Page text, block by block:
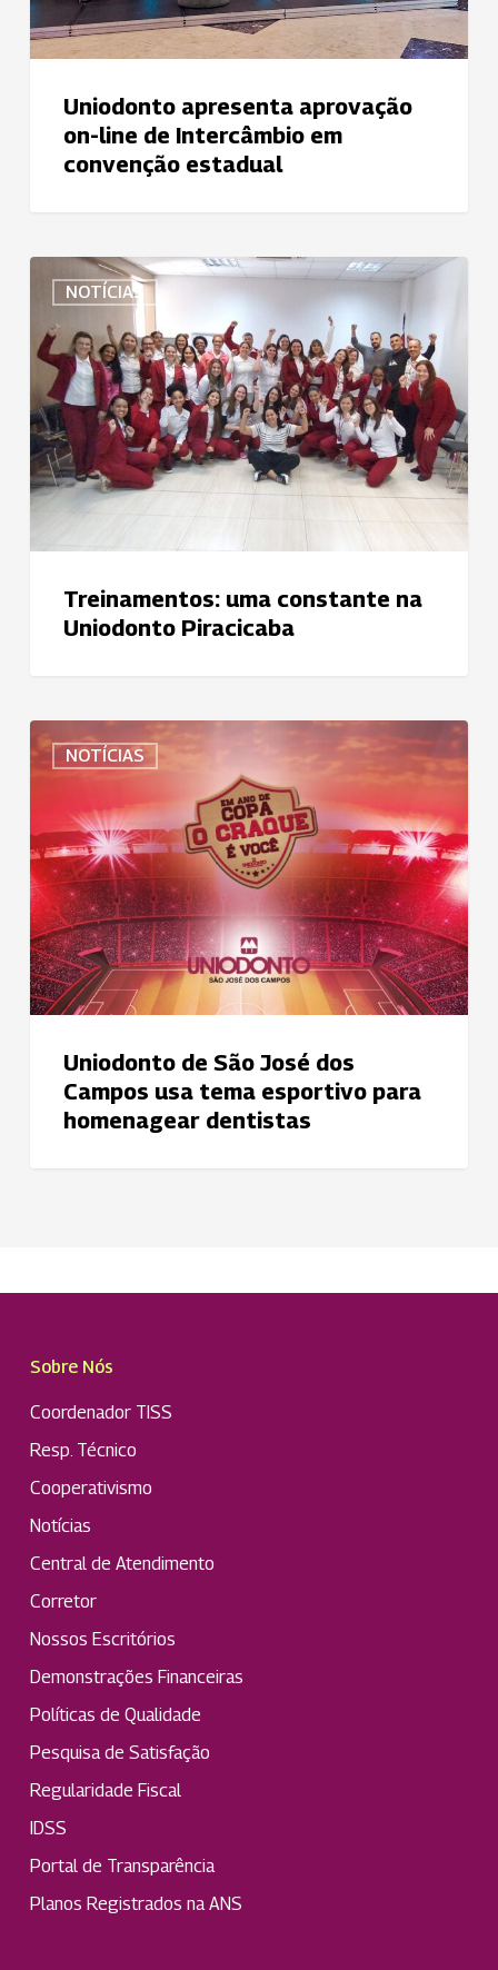
Uniodonto apresenta aprovação
on-line de Intercâmbio em
convenção estadual
NOTÍCIAS
Treinamentos:
uma
constante
na
Uniodonto
Piracicaba
Treinamentos: uma constante na
Uniodonto Piracicaba
NOTÍCIAS
Uniodonto
de
dos
Campos
usa
tema
esportivo
para
homenagear
dentistas
Uniodonto de São José dos
Campos usa tema esportivo para
homenagear dentistas
Sobre Nós
Coordenador TISS
Resp. Técnico
Cooperativismo
Notícias
Central de Atendimento
Corretor
Nossos Escritórios
Demonstrações Financeiras
Políticas de Qualidade
Pesquisa de Satisfação
Regularidade Fiscal
IDSS
Portal de Transparência
Planos Registrados na ANS